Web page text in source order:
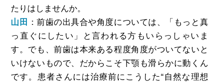
たりはしませんか。
山田 ：前歯の出具合や角度については、「もっと真
っ直ぐにしたい」と言われる方もいらっしゃいま
す。でも、前歯は本来ある程度角度がついてないと
いけないもので、だからこそ下顎も滑らかに動くん
です。患者さんには治療前にこうした“自然な理想